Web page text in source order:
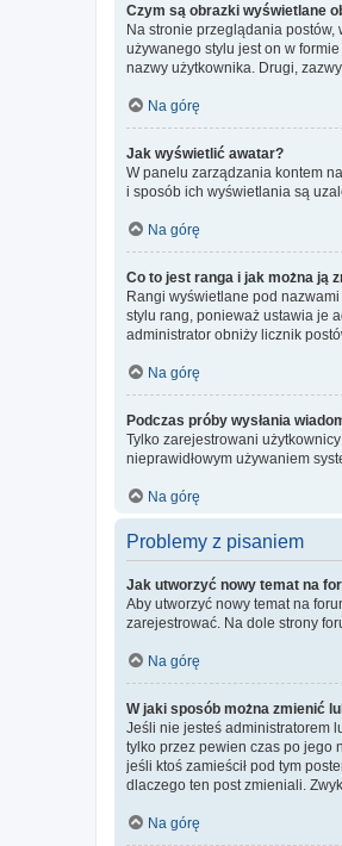
Czym są obrazki wyświetlane
Na stronie przeglądania
używanego stylu jest on w
nazwy użytkownika. Drugi,
Na górę
Jak wyświetlić awatar?
W panelu zarządzania kontem
i sposób ich wyświetlania są
Na górę
Co to jest ranga i jak można ją
Rangi wyświetlane pod
stylu rang, ponieważ ustawia je
administrator obniży licznik
Na górę
Podczas próby wysłania
Tylko zarejestrowani
nieprawidłowym używaniem
Na górę
Problemy z pisaniem
Jak utworzyć nowy temat na
Aby utworzyć nowy temat na
zarejestrować. Na dole strony
Na górę
W jaki sposób można zmienić
Jeśli nie jesteś administratorem
tylko przez pewien czas po jego
jeśli ktoś zamieścił pod tym
dlaczego ten post zmieniali.
Na górę